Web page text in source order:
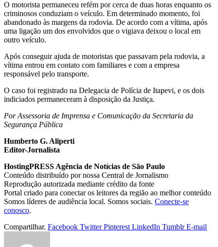
O motorista permaneceu refém por cerca de duas horas enquanto os
criminosos conduziam o veículo. Em determinado momento, foi
abandonado às margens da rodovia. De acordo com a vítima, após
uma ligação um dos envolvidos que o vigiava deixou o local em
outro veículo.
Após conseguir ajuda de motoristas que passavam pela rodovia, a
vítima entrou em contato com familiares e com a empresa
responsável pelo transporte.
O caso foi registrado na Delegacia de Polícia de Itapevi, e os dois
indiciados permaneceram à disposição da Justiça.
Por Assessoria de Imprensa e Comunicação da Secretaria da
Segurança Pública
Humberto G. Aliperti
Editor-Jornalista
HostingPRESS Agência de Notícias de São Paulo
Conteúdo distribuído por nossa Central de Jornalismo
Reprodução autorizada mediante crédito da fonte
Portal criado para conectar os leitores da região ao melhor conteúdo
Somos líderes de audiência local. Somos sociais. Conecte-se
conosco.
Compartilhar. Facebook Twitter Pinterest LinkedIn Tumblr E-mail